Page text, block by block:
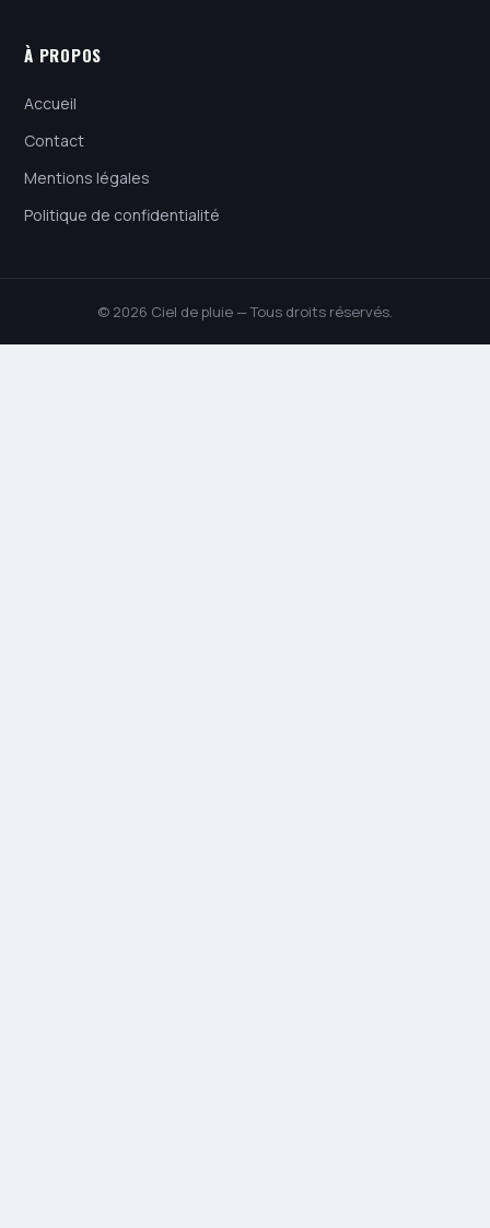
À PROPOS
Accueil
Contact
Mentions légales
Politique de confidentialité
© 2026 Ciel de pluie — Tous droits réservés.